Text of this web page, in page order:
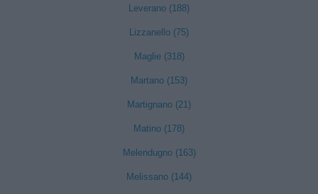
Leverano (188)
Lizzanello (75)
Maglie (318)
Martano (153)
Martignano (21)
Matino (178)
Melendugno (163)
Melissano (144)